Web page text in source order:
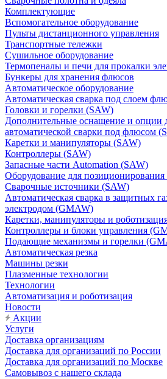
Комплектующие
Вспомогательное оборудование
Пульты дистанционного управления
Транспортные тележки
Сушильное оборудование
Термопеналы и печи для прокалки
Бункеры для хранения флюсов
Автоматическое оборудование
Автоматическая сварка под слоем
Головки и горелки (SAW)
Дополнительные оснащение и опции
автоматической сварки под флюсом
Каретки и манипуляторы (SAW)
Контроллеры (SAW)
Запасные части Automation (SAW)
Оборудование для позиционирования
Сварочные источники (SAW)
Автоматическая сварка в защитных
электродом (GMAW)
Каретки, манипуляторы и
Контроллеры и блоки управления
Подающие механизмы и горелки
Автоматическая резка
Машины резки
Плазменные технологии
Технологии
Автоматизация и роботизация
Новости
Акции
Услуги
Доставка организациям
Доставка для организаций по России
Доставка для организаций по Москве
Самовывоз с нашего склада